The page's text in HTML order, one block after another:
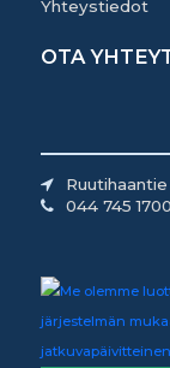
Yhteystiedot
OTA
044 745 1700